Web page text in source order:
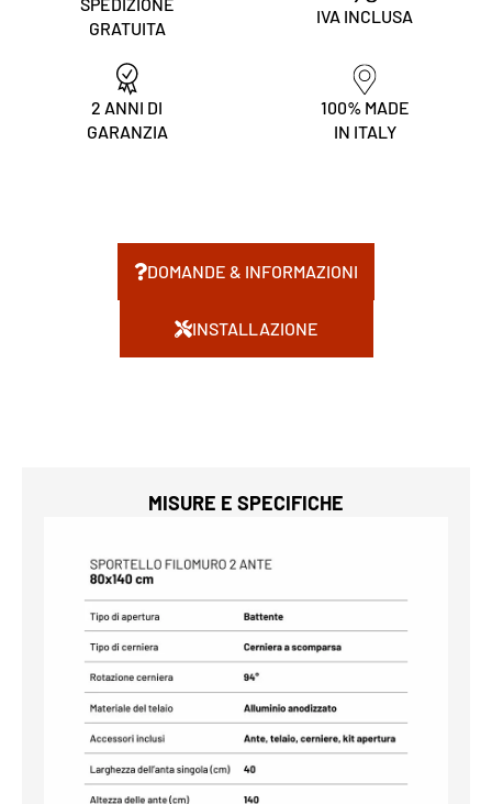
GRATUITA
IVA INCLUSA
2 ANNI DI
GARANZIA
100% MADE
IN ITALY
DOMANDE & INFORMAZIONI
INSTALLAZIONE
MISURE E SPECIFICHE